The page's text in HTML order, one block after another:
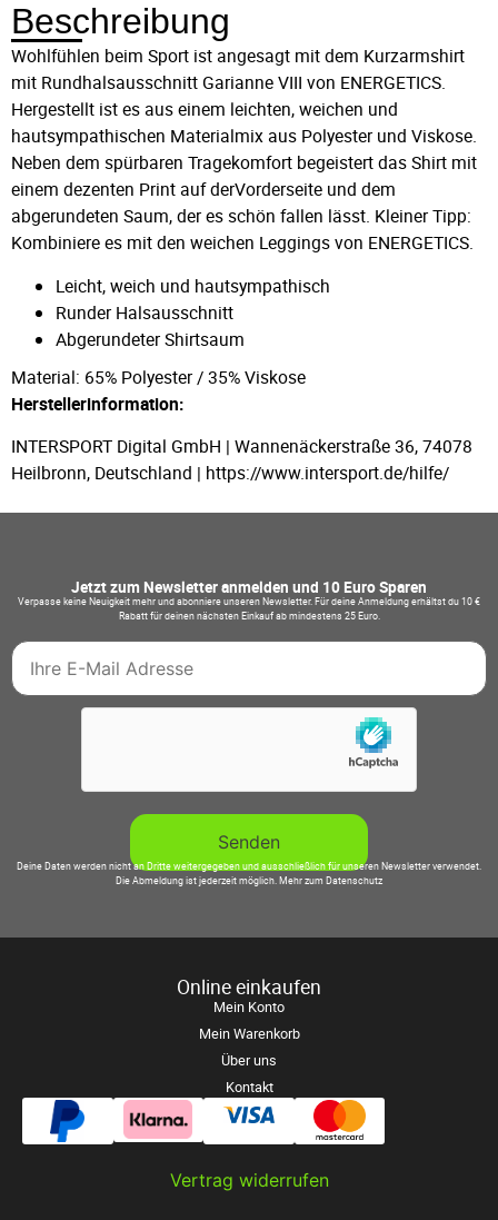
Beschreibung
Wohlfühlen beim Sport ist angesagt mit dem Kurzarmshirt
mit Rundhalsausschnitt Garianne VIII von ENERGETICS.
Hergestellt ist es aus einem leichten, weichen und
hautsympathischen Materialmix aus Polyester und Viskose.
Neben dem spürbaren Tragekomfort begeistert das Shirt mit
einem dezenten Print auf derVorderseite und dem
abgerundeten Saum, der es schön fallen lässt. Kleiner Tipp:
Kombiniere es mit den weichen Leggings von ENERGETICS.
Leicht, weich und hautsympathisch
Runder Halsausschnitt
Abgerundeter Shirtsaum
Material: 65% Polyester / 35% Viskose
Herstellerinformation:
INTERSPORT Digital GmbH | Wannenäckerstraße 36, 74078
Heilbronn, Deutschland | https://www.intersport.de/hilfe/
Jetzt zum Newsletter anmelden und 10 Euro Sparen
Verpasse keine Neuigkeit mehr und abonniere unseren Newsletter. Für deine Anmeldung erhältst du 10 €
Rabatt für deinen nächsten Einkauf ab mindestens 25 Euro.
Deine Daten werden nicht an Dritte weitergegeben und ausschließlich für unseren Newsletter verwendet.
Die Abmeldung ist jederzeit möglich.Mehr zum Datenschutz
Online einkaufen
Mein Konto
Mein Warenkorb
Über uns
Kontakt
Vertrag widerrufen